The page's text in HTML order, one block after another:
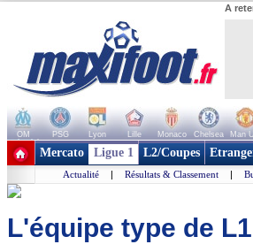
A
OM PSG Lyon Lille Monaco Chelsea Man
+ de clubs
Mercato Ligue 1 L2/Coupes
Actualité | Résultats & Classement |
L'équipe type de